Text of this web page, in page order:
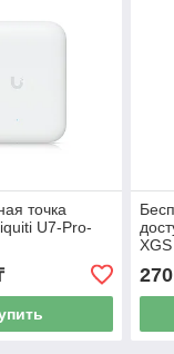
точка
U7-Pro-
XGS